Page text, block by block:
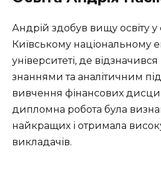
Андрій здобув вищу освіту
Київському національному
університеті, де
знаннями та аналітичним
вивчення фінансових
дипломна робота була
найкращих і отримала
викладачів.